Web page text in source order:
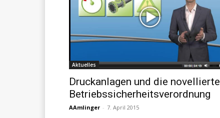
Aktuelles
Druckanlagen und die novellierte
Betriebssicherheitsverordnung
AAmlinger - 7. April 2015